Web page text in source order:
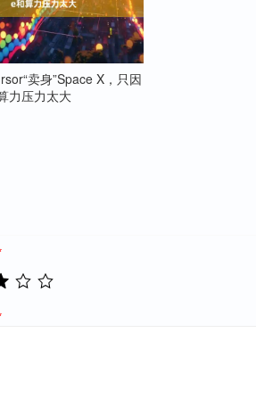
卖身”Space X，只因
力压力太大